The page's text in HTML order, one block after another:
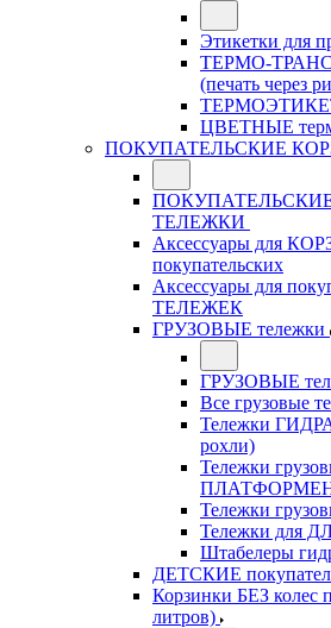
Этикетки для
ТЕРМО-
(печать через
ЦВЕТНЫЕ
ПОКУПАТЕЛЬСКИЕ
ТЕЛЕЖКИ
Аксессуары для
покупательских
Аксессуары для
ТЕЛЕЖЕК
ГРУЗОВЫЕ тележки
ГРУЗОВЫЕ
Все грузовые
Тележки
рохли)
Тележки
Тележки
Тележки для
Штабелеры
ДЕТСКИЕ
Корзинки БЕЗ колес
литров)